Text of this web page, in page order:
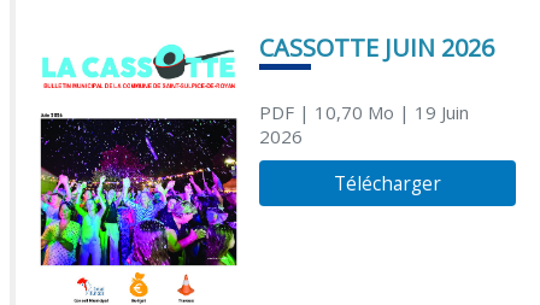
CASSOTTE JUIN 2026
PDF| 10,70 Mo | 19 Juin
2026
Télécharger